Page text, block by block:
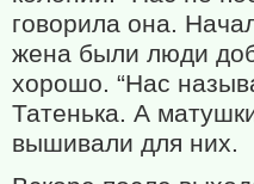
говорила она.
жена были люди
хорошо. “Нас
Татенька. А
вышивали для них.